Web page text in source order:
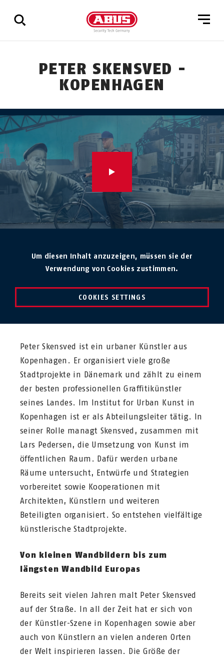
Ergebnisse
PETER SKENSVED -
KOPENHAGEN
Um diesen Inhalt anzuzeigen, müssen sie der
Verwendung von Cookies zustimmen.
COOKIES SETTINGS
Peter Skensved ist ein urbaner Künstler aus
Kopenhagen. Er organisiert viele große
Stadtprojekte in Dänemark und zählt zu einem
der besten professionellen Graffitikünstler
seines Landes. Im Institut for Urban Kunst in
Kopenhagen ist er als Abteilungsleiter tätig. In
seiner Rolle managt Skensved, zusammen mit
Lars Pedersen, die Umsetzung von Kunst im
öffentlichen Raum. Dafür werden urbane
Räume untersucht, Entwürfe und Strategien
vorbereitet sowie Kooperationen mit
Architekten, Künstlern und weiteren
Beteiligten organisiert. So entstehen vielfältige
künstlerische Stadtprojekte.
Von kleinen Wandbildern bis zum
längsten Wandbild Europas
Bereits seit vielen Jahren malt Peter Skensved
auf der Straße. In all der Zeit hat er sich von
der Künstler-Szene in Kopenhagen sowie aber
auch von Künstlern an vielen anderen Orten
der Welt inspirieren lassen. Die Größe der